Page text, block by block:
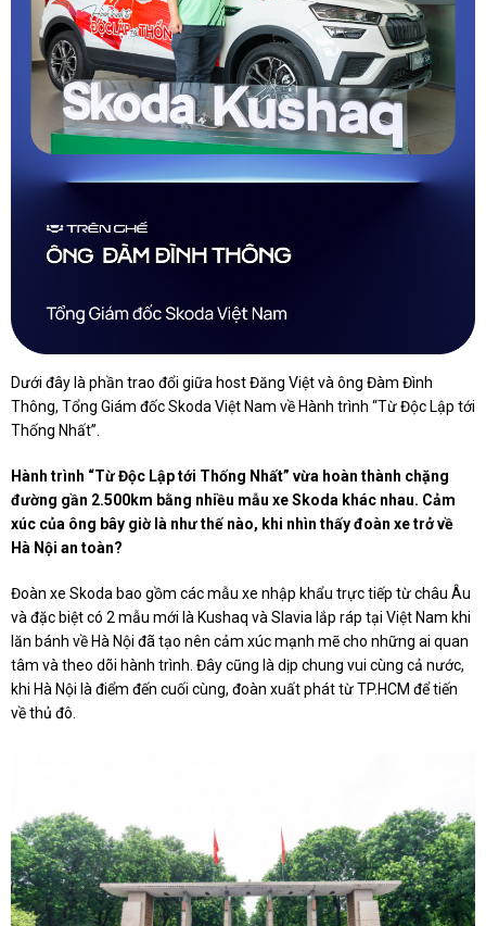
Dưới đây là phần trao đổi giữa host Đăng Việt và ông Đàm Đình
Thông, Tổng Giám đốc Skoda Việt Nam về Hành trình “Từ Độc Lập tới
Thống Nhất”.
Hành trình “Từ Độc Lập tới Thống Nhất” vừa hoàn thành chặng
đường gần 2.500km bằng nhiều mẫu xe Skoda khác nhau. Cảm
xúc của ông bây giờ là như thế nào, khi nhìn thấy đoàn xe trở về
Hà Nội an toàn?
Đoàn xe Skoda bao gồm các mẫu xe nhập khẩu trực tiếp từ châu Âu
và đặc biệt có 2 mẫu mới là Kushaq và Slavia lắp ráp tại Việt Nam khi
lăn bánh về Hà Nội đã tạo nên cảm xúc mạnh mẽ cho những ai quan
tâm và theo dõi hành trình. Đây cũng là dịp chung vui cùng cả nước,
khi Hà Nội là điểm đến cuối cùng, đoàn xuất phát từ TP.HCM để tiến
về thủ đô.